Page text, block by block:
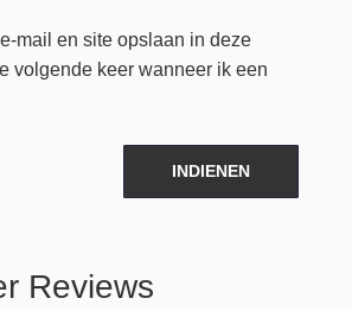
mail en site opslaan in deze
volgende keer wanneer ik een
INDIENEN
Reviews